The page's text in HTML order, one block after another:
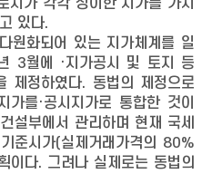
지가 각각 상이한 지가를 가지
있다.
원화되어 있는 지가체계를 일
3월에 ·지가공시 및 토지 등
제정하였다. 동법의 제정으로
를·공시지가로 통합한 것이
설부에서 관리하며 현재 국세
준시가(실제거래가격의 80%
이다. 그려나 실제로는 동법의